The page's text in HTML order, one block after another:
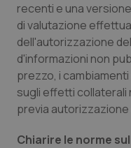
Toscana
Umbria
Valle D’Aosta
Obesità
Oftalmologia
recenti e una
di valutazione
dell'autorizzazione
d'informazioni non
prezzo, i
sugli effetti collaterali
previa
Chiarire le norme